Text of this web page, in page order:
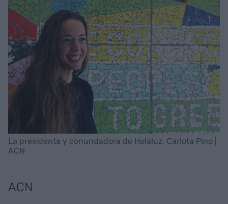
La presidenta y conundadora de Holaluz, Carlota Pino |
ACN
ACN